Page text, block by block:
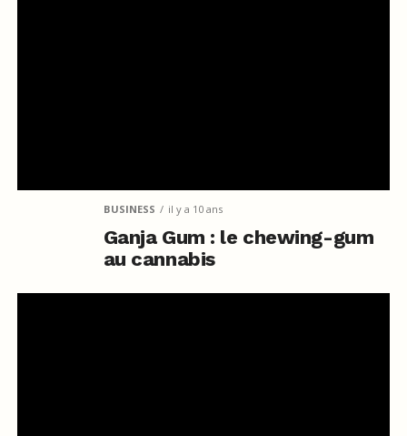
BUSINESS il y a 10 ans
Ganja Gum : le chewing-gum
au cannabis